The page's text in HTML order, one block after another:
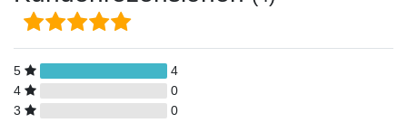
5
4
4
0
3
0